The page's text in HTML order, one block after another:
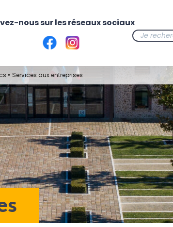
» Services aux entreprises